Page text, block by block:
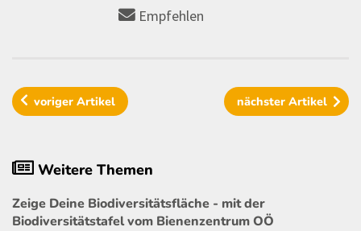
Empfehlen
vorigerArtikel nächster Artikel
Weitere Themen
Zeige Deine Biodiversitätsfläche - mit der
Biodiversitätstafel vom Bienenzentrum OÖ